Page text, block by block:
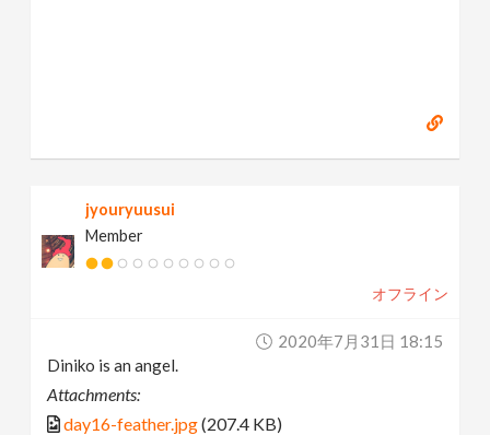
jyouryuusui
Member
オフライン
2020年7月31日 18:15
Diniko is an angel.
Attachments:
day16-feather.jpg(207.4 KB)